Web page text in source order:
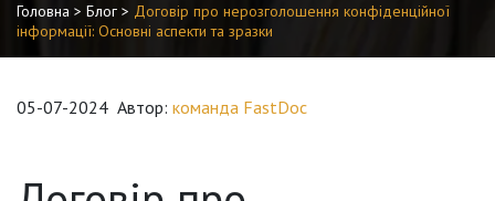
Головна > Блог > Договір про нерозголошення конфіденційної
інформації: Основні аспекти та зразки
05-07-2024 Автор: команда FastDoc